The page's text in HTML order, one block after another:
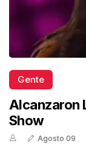
Gente
Alcanzaron
Show
Agosto 09